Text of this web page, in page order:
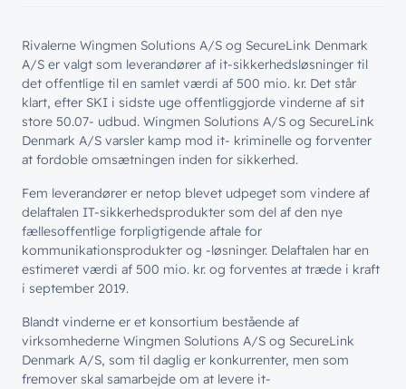
Rivalerne Wingmen Solutions A/S og SecureLink Denmark
A/S er valgt som leverandører af it-sikkerhedsløsninger til
det offentlige til en samlet værdi af 500 mio. kr. Det står
klart, efter SKI i sidste uge offentliggjorde vinderne af sit
store 50.07- udbud. Wingmen Solutions A/S og SecureLink
Denmark A/S varsler kamp mod it- kriminelle og forventer
at fordoble omsætningen inden for sikkerhed.
Fem leverandører er netop blevet udpeget som vindere af
delaftalen IT-sikkerhedsprodukter som del af den nye
fællesoffentlige forpligtigende aftale for
kommunikationsprodukter og -løsninger. Delaftalen har en
estimeret værdi af 500 mio. kr. og forventes at træde i kraft
i september 2019.
Blandt vinderne er et konsortium bestående af
virksomhederne Wingmen Solutions A/S og SecureLink
Denmark A/S, som til daglig er konkurrenter, men som
fremover skal samarbejde om at levere it-